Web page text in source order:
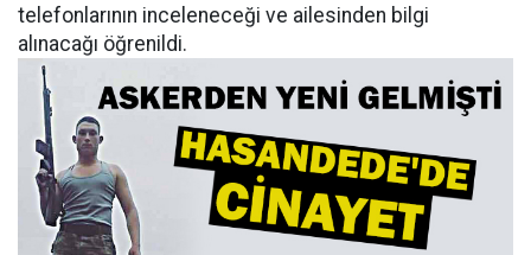
telefonlarının inceleneceği ve ailesinden bilgi
alınacağı öğrenildi.